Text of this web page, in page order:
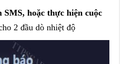
SMS, hoặc thực hiện cuộc
2 đầu dò nhiệt độ